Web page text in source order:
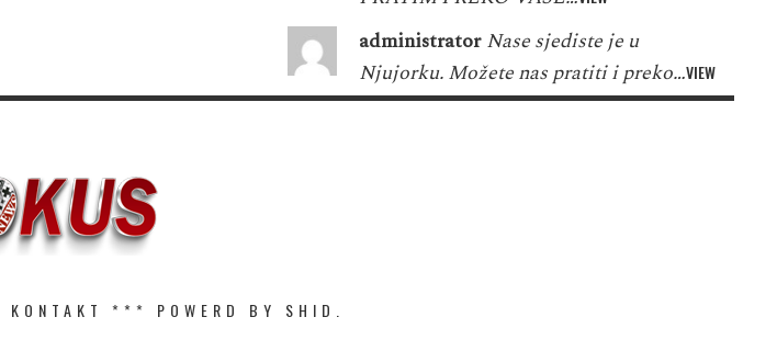
administrator Nase sjediste je u
Njujorku. Možete nas pratiti i preko…VIEW
KONTAKT *** POWERD BY SHID.